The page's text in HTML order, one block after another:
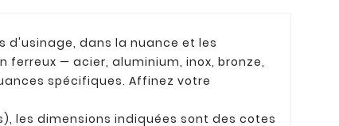
d'usinage, dans la nuance et les
ferreux — acier, aluminium, inox, bronze,
spécifiques. Affinez votre
les dimensions indiquées sont des cotes